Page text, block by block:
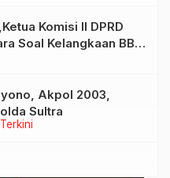
Komisi II DPRD
Soal Kelangkaan BBM
Terkini
Akpol 2003,
Sultra